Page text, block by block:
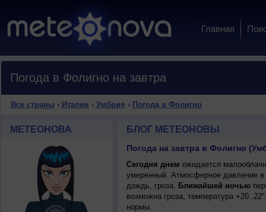
Главная
Погода в Фолигно на завтра
Все страны › Италия › Умбрия › Погода в Фолигно
МЕТЕОНОВА БЛОГ МЕТЕОНОВЫ
Погода на завтра в Фолигно
Сегодня днем ожидается
умеренный. Атмосферное давление
дождь, гроза. Ближайшей ночью
возможна гроза, температура
нормы.